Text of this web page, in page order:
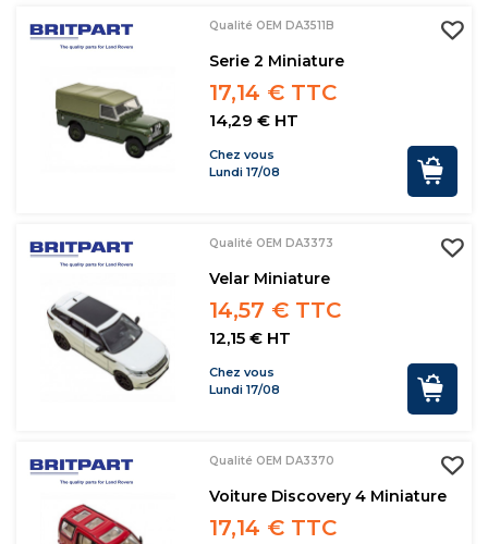
Qualité OEM DA3511B
Serie 2 Miniature
17,14 € TTC
14,29 € HT
Chez vous
Lundi 17/08
Qualité OEM DA3373
Velar Miniature
14,57 € TTC
12,15 € HT
Chez vous
Lundi 17/08
Qualité OEM DA3370
Voiture Discovery 4 Miniature
17,14 € TTC